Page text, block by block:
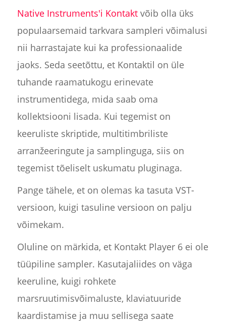
Native Instruments'i Kontaktvõib olla üks
populaarsemaid tarkvara sampleri võimalusi
nii harrastajate kui ka professionaalide
jaoks. Seda seetõttu, et Kontaktil on üle
tuhande raamatukogu erinevate
instrumentidega, mida saab oma
kollektsiooni lisada. Kui tegemist on
keeruliste skriptide, multitimbriliste
arranžeeringute ja samplinguga, siis on
tegemist tõeliselt uskumatu pluginaga.
Pange tähele, et on olemas ka tasuta VST-
versioon, kuigi tasuline versioon on palju
võimekam.
Oluline on märkida, et Kontakt Player 6 ei ole
tüüpiline sampler. Kasutajaliides on väga
keeruline, kuigi rohkete
marsruutimisvõimaluste, klaviatuuride
kaardistamise ja muu sellisega saate